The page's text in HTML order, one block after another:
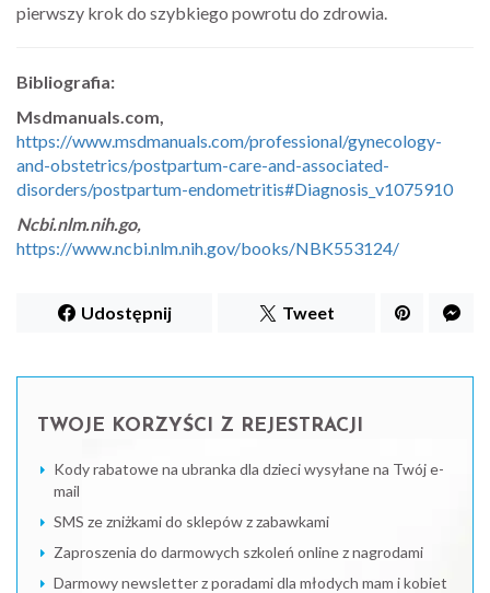
pierwszy krok do szybkiego powrotu do zdrowia.
Bibliografia:
Msdmanuals.com,
https://www.msdmanuals.com/professional/gynecology-
and-obstetrics/postpartum-care-and-associated-
disorders/postpartum-endometritis#Diagnosis_v1075910
Ncbi.nlm.nih.go,
https://www.ncbi.nlm.nih.gov/books/NBK553124/
Udostępnij Tweet
TWOJE KORZYŚCI Z REJESTRACJI
Kody rabatowe na ubranka dla dzieci wysyłane na Twój e-
mail
SMS ze zniżkami do sklepów z zabawkami
Zaproszenia do darmowych szkoleń online z nagrodami
Darmowy newsletter z poradami dla młodych mam i kobiet